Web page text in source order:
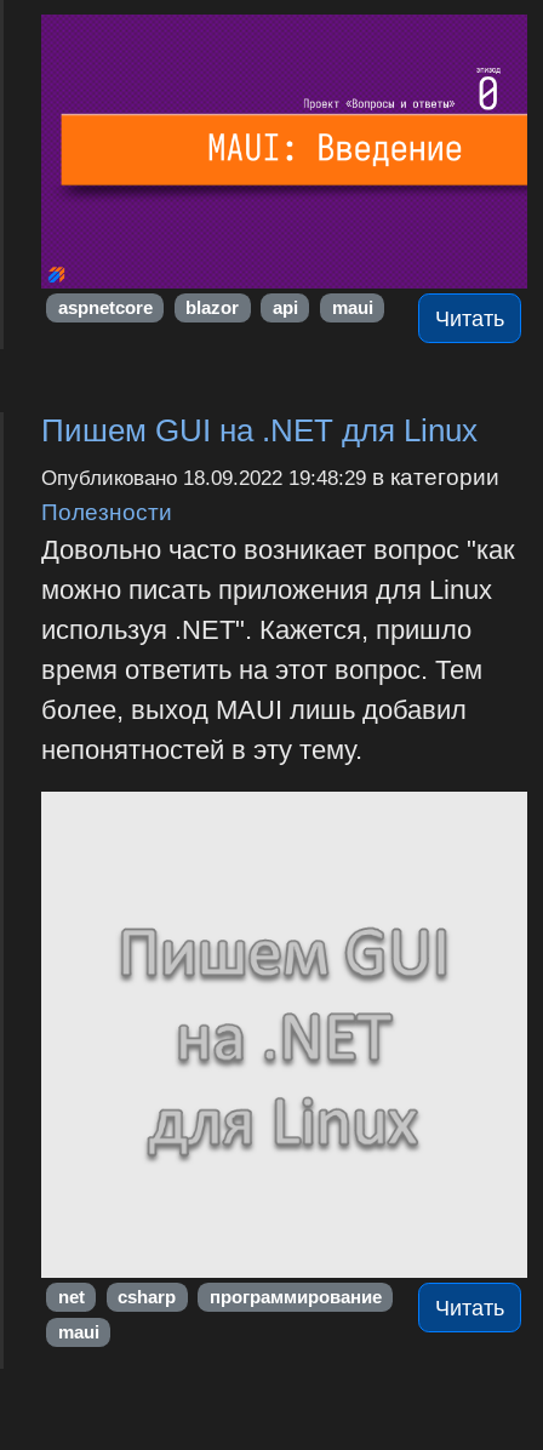
Читать
aspnetcore blazor api maui
Пишем GUI на .NET для Linux
Опубликовано 18.09.2022 19:48:29в категории
Полезности
Довольно часто возникает вопрос "как
можно писать приложения для Linux
используя .NET". Кажется, пришло
время ответить на этот вопрос. Тем
более, выход MAUI лишь добавил
непонятностей в эту тему.
Читать
net csharp
программирование
maui